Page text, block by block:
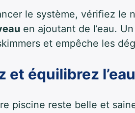
le système, vérifiez le
en ajoutant de l’eau.
et empêche les
et équilibrez l’eau
piscine reste belle et